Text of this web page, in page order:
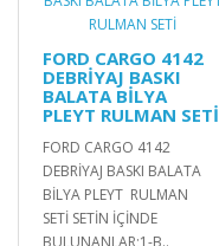
FORD CARGO 4142
DEBRİYAJ BASKI
BALATA BİLYA
PLEYT RULMAN SETİ
FORD CARGO 4142
DEBRİYAJ BASKI BALATA
BİLYA PLEYT RULMAN
SETİ SETİN İÇİNDE